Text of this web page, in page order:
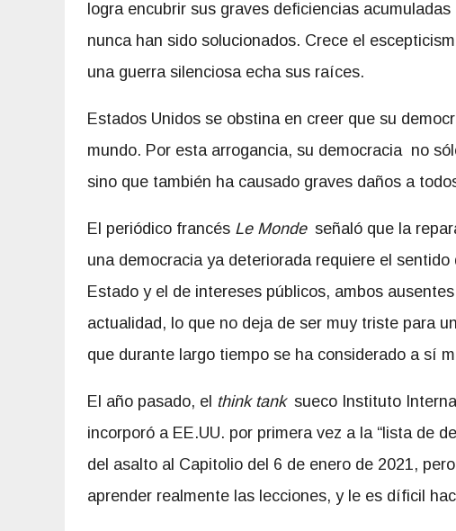
logra encubrir sus graves deficiencias
nunca han sido solucionados. Crece el
una guerra silenciosa echa sus raíces.
Estados Unidos se obstina en creer que su
mundo. Por esta arrogancia, su democracia no
sino que también ha causado graves daños a
El periódico francés Le Mondeseñaló que la
una democracia ya deteriorada requiere el sentido
Estado y el de intereses públicos, ambos
actualidad, lo que no deja de ser muy triste para
que durante largo tiempo se ha considerado a sí
El año pasado, el think tanksueco Instituto
incorporó a EE.UU. por primera vez a la “lista de
del asalto al Capitolio del 6 de enero de 2021,
aprender realmente las lecciones, y le es díficil